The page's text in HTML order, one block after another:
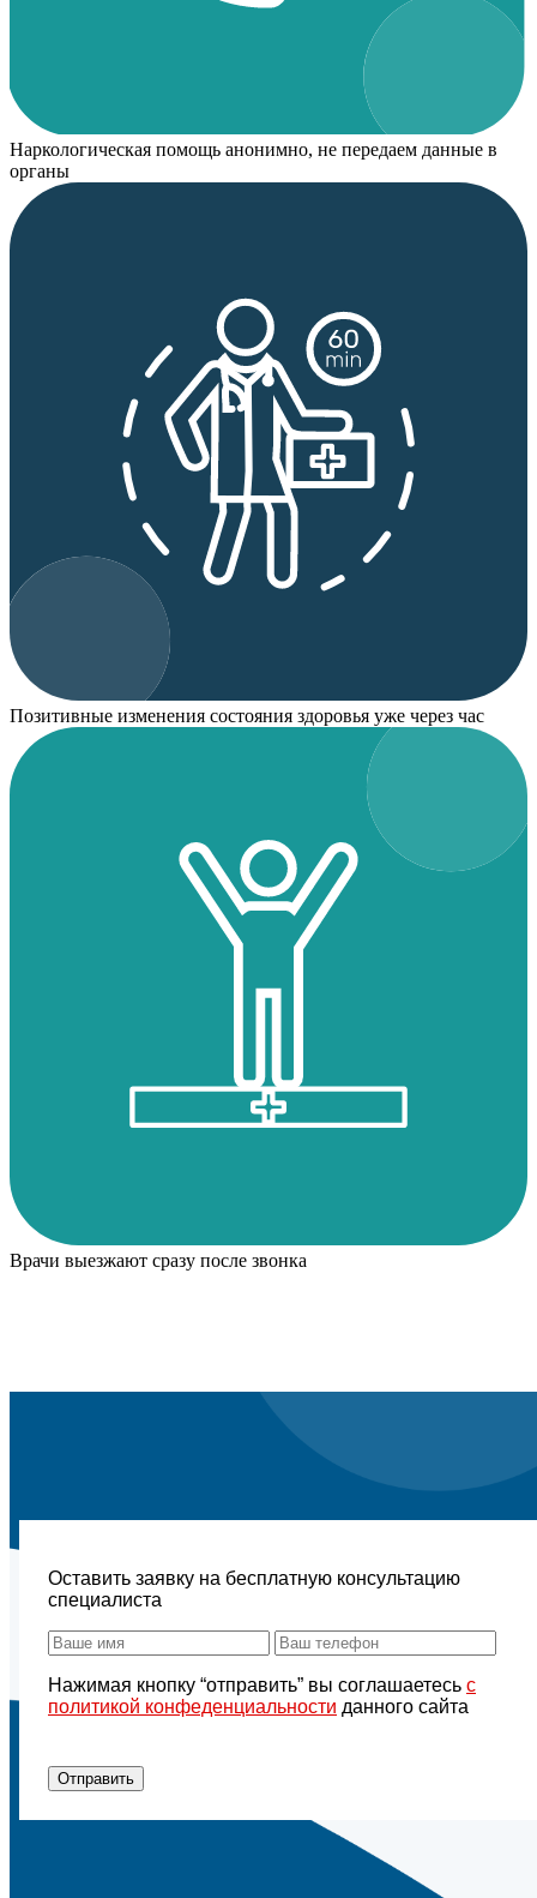
Наркологическая помощь анонимно, не передаем данные в
органы
Позитивные изменения состояния здоровья уже через час
Врачи выезжают сразу после звонка
Оставить заявку на бесплатную консультацию
специалиста
Нажимая кнопку “отправить” вы соглашаетесь с
политикой конфеденциальности данного сайта
Отправить